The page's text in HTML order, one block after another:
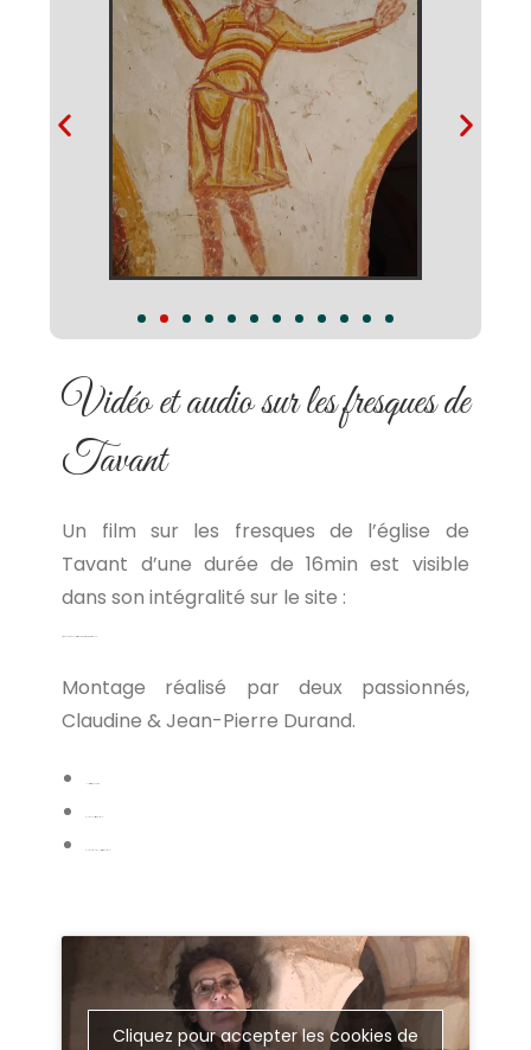
Vidéo et audio sur les fresques de
Tavant
Un film sur les fresques de l’église de
Tavant d’une durée de 16min est visible
dans son intégralité sur le site :
Montage réalisé par deux passionnés,
Claudine & Jean-Pierre Durand.
Cliquez pour accepter les cookies de